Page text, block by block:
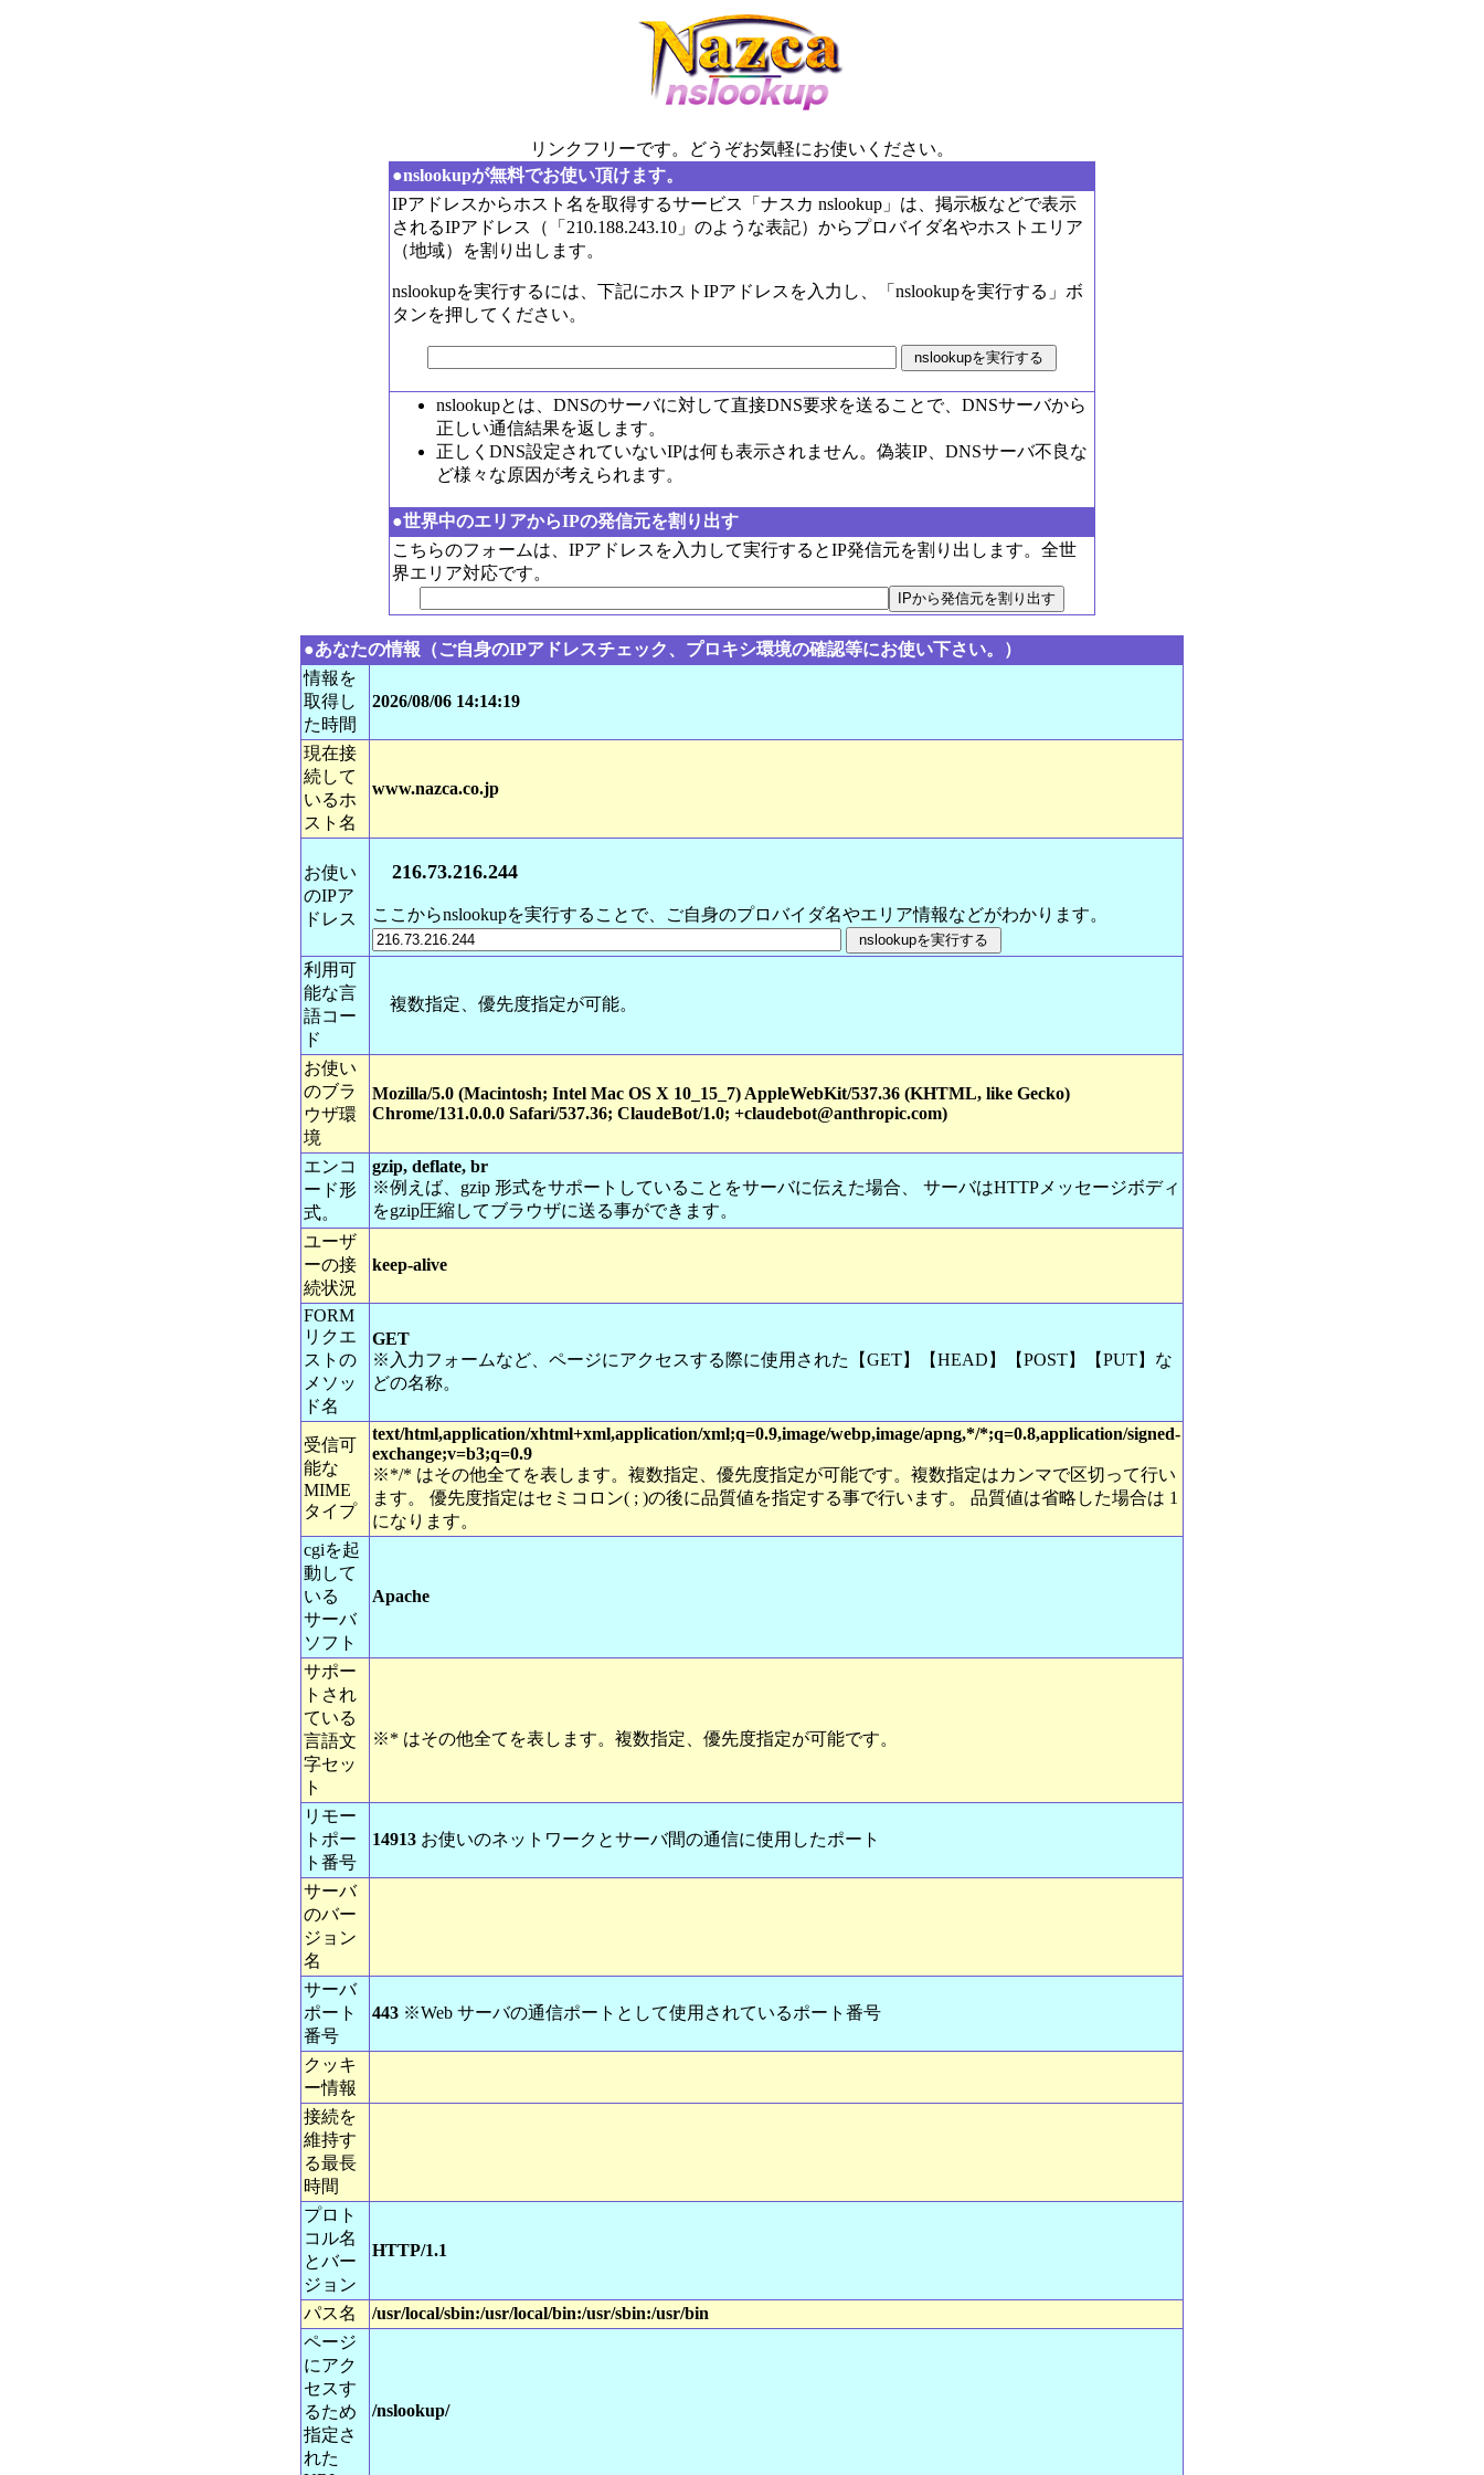
リンクフリーです。どうぞお気軽にお使いください。
●nslookupが無料でお使い頂けます。
IPアドレスからホスト名を取得するサービス「ナスカ nslookup」は、掲示板などで表示
されるIPアドレス（「210.188.243.10」のような表記）からプロバイダ名やホストエリア
（地域）を割り出します。
nslookupを実行するには、下記にホストIPアドレスを入力し、「nslookupを実行する」ボ
タンを押してください。
nslookupとは、DNSのサーバに対して直接DNS要求を送ることで、DNSサーバから
正しい通信結果を返します。
正しくDNS設定されていないIPは何も表示されません。偽装IP、DNSサーバ不良な
ど様々な原因が考えられます。
●世界中のエリアからIPの発信元を割り出す
こちらのフォームは、IPアドレスを入力して実行するとIP発信元を割り出します。全世
界エリア対応です。
●あなたの情報（ご自身のIPアドレスチェック、プロキシ環境の確認等にお使い下さい。）
情報を
取得し
た時間
2026/08/06 14:14:19
現在接
続して
いるホ
スト名
www.nazca.co.jp
お使い
のIPア
ドレス
216.73.216.244
ここからnslookupを実行することで、ご自身のプロバイダ名やエリア情報などがわかります。
利用可
能な言
語コー
ド
複数指定、優先度指定が可能。
お使い
のブラ
ウザ環
境
Mozilla/5.0 (Macintosh; Intel Mac OS X 10_15_7) AppleWebKit/537.36 (KHTML, like Gecko)
Chrome/131.0.0.0 Safari/537.36; ClaudeBot/1.0; +claudebot@anthropic.com)
エンコ
ード形
式。
gzip, deflate, br
※例えば、gzip 形式をサポートしていることをサーバに伝えた場合、 サーバはHTTPメッセージボディ
をgzip圧縮してブラウザに送る事ができます。
ユーザ
ーの接
続状況
keep-alive
FORM
リクエ
ストの
メソッ
ド名
GET
※入力フォームなど、ページにアクセスする際に使用された【GET】【HEAD】【POST】【PUT】な
どの名称。
受信可
能な
MIME
タイプ
text/html,application/xhtml+xml,application/xml;q=0.9,image/webp,image/apng,*/*;q=0.8,application/signed-
exchange;v=b3;q=0.9
※*/* はその他全てを表します。複数指定、優先度指定が可能です。複数指定はカンマで区切って行い
ます。 優先度指定はセミコロン( ; )の後に品質値を指定する事で行います。 品質値は省略した場合は 1
になります。
cgiを起
動して
いる
サーバ
ソフト
Apache
サポー
トされ
ている
言語文
字セッ
ト
※* はその他全てを表します。複数指定、優先度指定が可能です。
リモー
トポー
ト番号
14913 お使いのネットワークとサーバ間の通信に使用したポート
サーバ
のバー
ジョン
名
サーバ
ポート
番号
443 ※Web サーバの通信ポートとして使用されているポート番号
クッキ
ー情報
接続を
維持す
る最長
時間
プロト
コル名
とバー
ジョン
HTTP/1.1
パス名
/usr/local/sbin:/usr/local/bin:/usr/sbin:/usr/bin
ページ
にアク
セスす
るため
指定さ
れた
/nslookup/